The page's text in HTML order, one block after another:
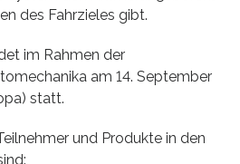
des Fahrzieles gibt.
im Rahmen der
am 14. September
statt.
und Produkte in den